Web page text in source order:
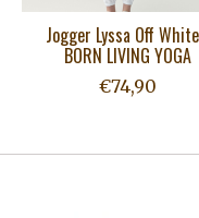
Jogger Lyssa Off
BORN LIVING YOGA
€74,90